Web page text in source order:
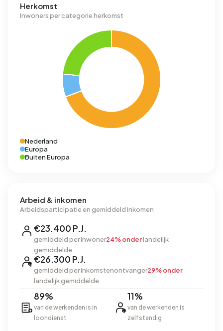
Herkomst
Inwoners per categorie herkomst
Nederland
Europa
Buiten Europa
Arbeid & inkomen
Arbeidsparticipatie en gemiddeld inkomen
€23.400 P.J.
gemiddeld per inwoner24% onderlandelijk
gemiddelde
€26.300 P.J.
gemiddeld per inkomstenontvanger29% onder
landelijk gemiddelde
89%
van de werkenden is in
loondienst
11%
van de werkenden is
zelfstandig